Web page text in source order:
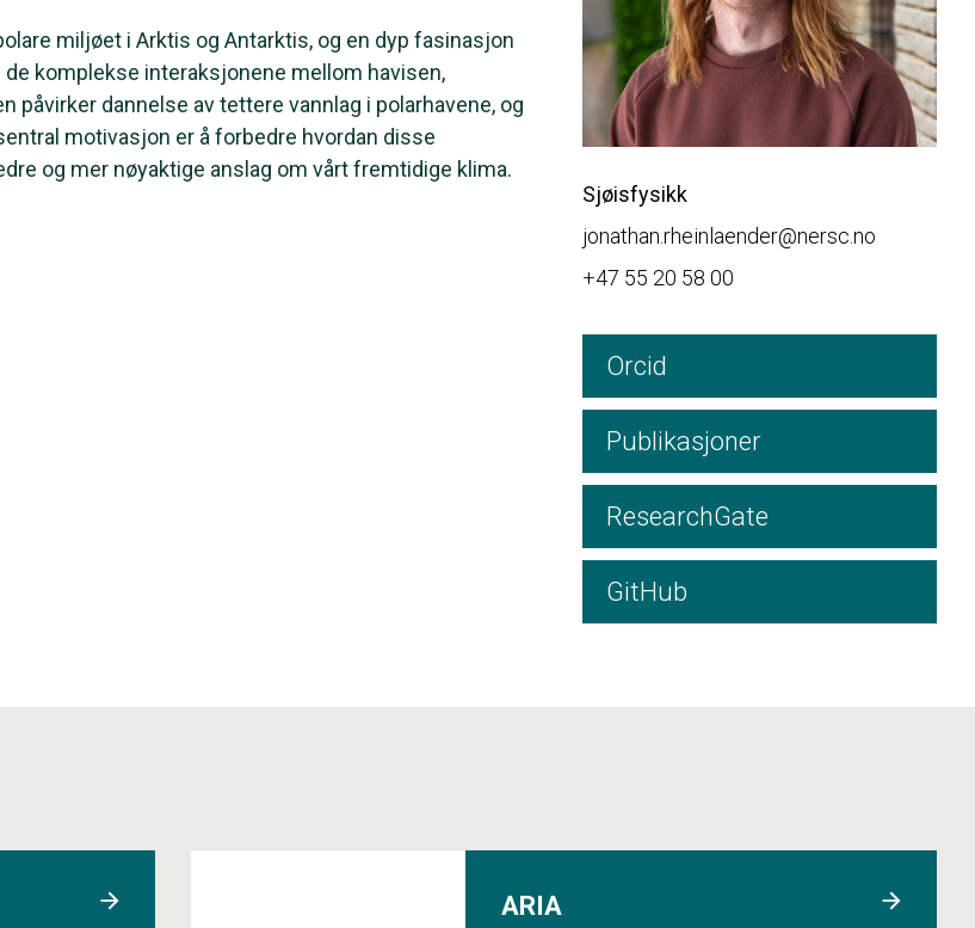
miljøet i Arktis og Antarktis, og en dyp fasinasjon
komplekse interaksjonene mellom havisen,
dannelse av tettere vannlag i polarhavene, og
motivasjon er å forbedre hvordan disse
og mer nøyaktige anslag om vårt fremtidige klima.
Sjøisfysikk
jonathan.rheinlaender@nersc.no
+47 55 20 58 00
Orcid
Publikasjoner
ResearchGate
GitHub
ARIA